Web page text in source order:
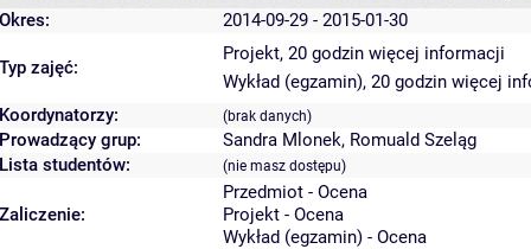
Okres: 2014-09-29 - 2015-01-30
Typ zajęć:
Projekt, 20 godzin więcej informacji
Wykład (egzamin), 20 godzin więcej
Koordynatorzy:
(brak danych)
Prowadzący grup: Sandra Mlonek, Romuald Szeląg
Lista studentów:
(nie masz dostępu)
Zaliczenie:
Przedmiot - Ocena
Projekt - Ocena
Wykład (egzamin) - Ocena